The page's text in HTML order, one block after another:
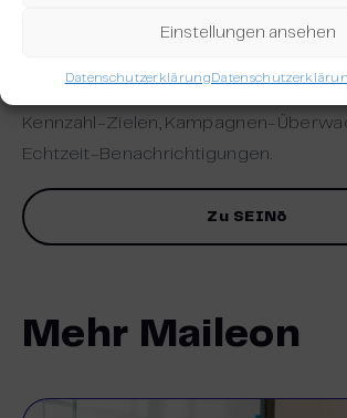
Einstellungen ansehen
Datenschutzerklärung
Weiteren bietet SEINō Dashboards mit
Kennzahl-Zielen, Kampagnen-
Echtzeit-Benachrichtigungen.
Zu SEINō
Mehr Maileon